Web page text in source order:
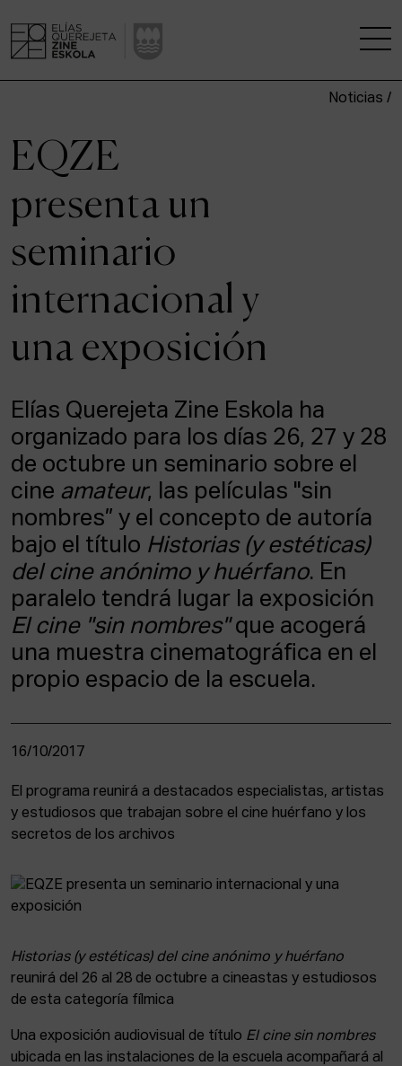
CENTRO DE INVESTIGACIÓN
ESTUDIOS
KINOFABRIKA
COMUNIDAD
LA CASA DEL CINE
ACTUALIDAD
Admisión
Intranet
ESP
Noticias /
EQZE
presenta un
seminario
internacional y
una exposición
Elías Querejeta Zine Eskola ha
organizado para los días 26, 27 y 28
de octubre un seminario sobre el
cine amateur, las películas "sin
nombres” y el concepto de autoría
bajo el título Historias (y estéticas)
del cine anónimo y huérfano. En
paralelo tendrá lugar la exposición
El cine "sin nombres"que acogerá
una muestra cinematográfica en el
propio espacio de la escuela.
16/10/2017
El programa reunirá a destacados especialistas, artistas
y estudiosos que trabajan sobre el cine huérfano y los
secretos de los archivos
Historias (y estéticas) del cine anónimo y huérfano
reunirá del 26 al 28 de octubre a cineastas y estudiosos
de esta categoría fílmica
Una exposición audiovisual de título El cine sin nombres
ubicada en las instalaciones de la escuela acompañará al